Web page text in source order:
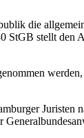
die
StGB stellt den